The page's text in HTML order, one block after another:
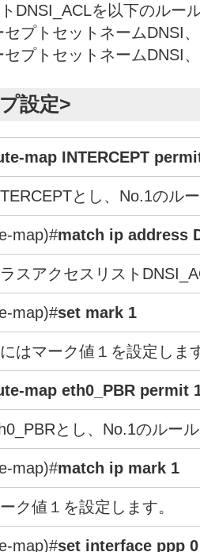
DNSI_ACLを以下のルー
プトセットネームDNSI
プトセットネームDNSI
設定>
map INTERCEPT
とし、No.1のル
map)#match ip address
スアクセスリスト
map)#set mark 1
はマーク値１を設定しま
map eth0_PBR permit
とし、No.1のルー
map)#match ip mark 1
ク値１を設定します。
map)#set interface ppp 0